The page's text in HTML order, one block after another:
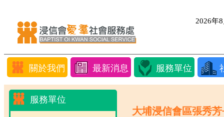
2026年
關於我們 最新消息 服務單位
服務單位
大埔浸信會區張秀